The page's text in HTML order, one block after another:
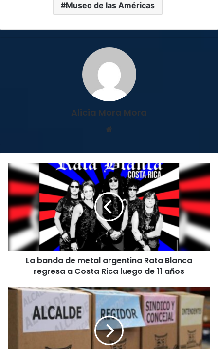
Museo de las Américas
Alicia Mora Mora
La
banda
metal
argentina
Rata
Blanca
regresa
a
de
La banda de metal argentina Rata Blanca
regresa a Costa Rica luego de 11 años
Costarricenses
preparados
votar